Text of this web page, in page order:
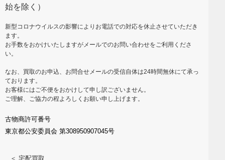
始を除く）
新型コロナウイルスの影響によりお電話での対応を休止させていただき
ます。
お手数をおかけいたしますがメールでのお問い合わせをご利用くださ
い。
なお、買取のお申込、お問合せメールの受信自体は24時間無休にて承っ
ております。
お客様にはご不便をおかけして申し訳ございません。
ご理解、ご協力の程よろしくお願い申し上げます。
古物商許可番号
東京都公安委員会 第308950907045号
＜ 宅配買取